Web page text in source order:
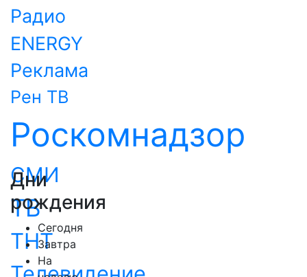
Радио
ENERGY
Реклама
Рен ТВ
Роскомнадзор
СМИ
ТВ
ТНТ
Дни
рождения
Сегодня
Завтра
На